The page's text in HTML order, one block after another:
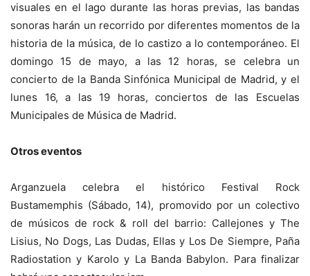
visuales en el lago durante las horas previas, las bandas
sonoras harán un recorrido por diferentes momentos de la
historia de la música, de lo castizo a lo contemporáneo. El
domingo 15 de mayo, a las 12 horas, se celebra un
concierto de la Banda Sinfónica Municipal de Madrid, y el
lunes 16, a las 19 horas, conciertos de las Escuelas
Municipales de Música de Madrid.
Otros eventos
Arganzuela celebra el histórico Festival Rock
Bustamemphis (Sábado, 14), promovido por un colectivo
de músicos de rock & roll del barrio: Callejones y The
Lisius, No Dogs, Las Dudas, Ellas y Los De Siempre, Paña
Radiostation y Karolo y La Banda Babylon. Para finalizar